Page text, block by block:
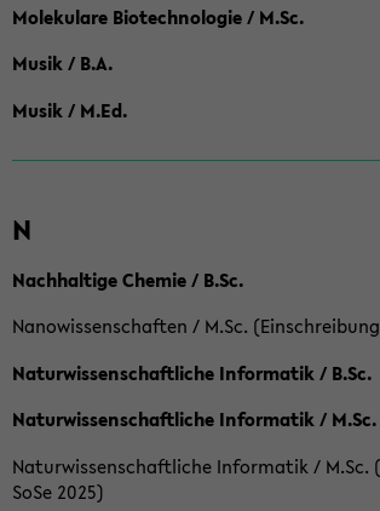
Molekulare Biotechnologie / M.Sc.
Musik / B.A.
Musik / M.Ed.
N
Nachhaltige Chemie / B.Sc.
Nanowissenschaften / M.Sc.
Naturwissenschaftliche Informatik / B.Sc.
Naturwissenschaftliche Informatik / M.Sc.
Naturwissenschaftliche Informatik / M.Sc.
SoSe 2025)